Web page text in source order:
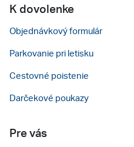
K dovolenke
Objednávkový formulár
Parkovanie pri letisku
Cestovné poistenie
Darčekové poukazy
Pre vás